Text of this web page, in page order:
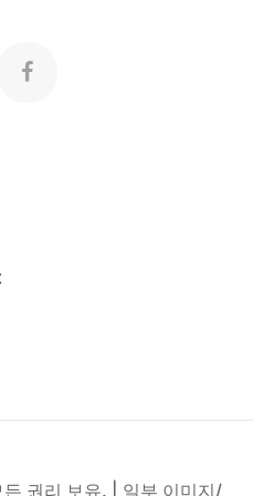
든 권리 보유. | 일부 이미지/